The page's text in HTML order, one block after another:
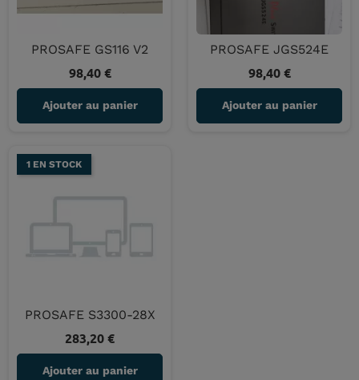
PROSAFE GS116 V2
Prix
98,40 €
Ajouter au panier
PROSAFE JGS524E
Prix
98,40 €
Ajouter au panier
1 EN STOCK
PROSAFE S3300-28X
Prix
283,20 €
Ajouter au panier